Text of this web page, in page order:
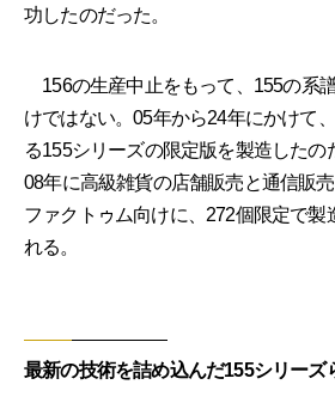
功したのだった。
156の生産中止をもって、155の系
けではない。05年から24年にかけて
る155シリーズの限定版を製造したの
08年に高級雑貨の店舗販売と通信販
ファクトゥム向けに、272個限定で製
れる。
最新の技術を詰め込んだ155シリーズ